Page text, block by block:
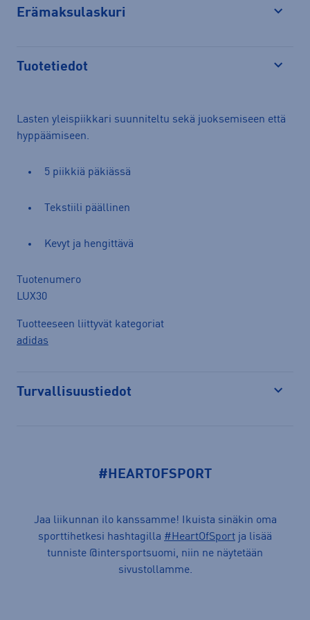
Erämaksulaskuri
Tuotetiedot
Lasten yleispiikkari suunniteltu sekä juoksemiseen että
hyppäämiseen.
5 piikkiä päkiässä
Tekstiili päällinen
Kevyt ja hengittävä
Tuotenumero
LUX30
Tuotteeseen liittyvät kategoriat
adidas
Turvallisuustiedot
#HEARTOFSPORT
Jaa liikunnan ilo kanssamme! Ikuista sinäkin oma
sporttihetkesi hashtagilla #HeartOfSport ja lisää
tunniste @intersportsuomi, niin ne näytetään
sivustollamme.